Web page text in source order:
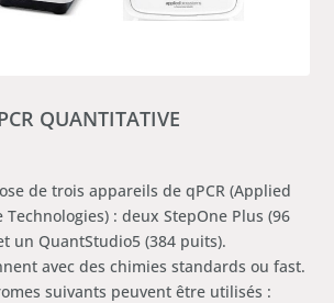
QUANTITATIVE
de trois appareils de qPCR (Applied
Technologies) : deux StepOne Plus (96
un QuantStudio5 (384 puits).
avec des chimies standards ou fast.
suivants peuvent être utilisés :